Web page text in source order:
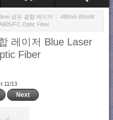
섬유 결합 레이저 :: 488nm 80mW
FC Optic Fiber
레이저 Blue Laser
Fiber
11/13
Next